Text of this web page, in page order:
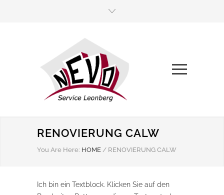
RENOVIERUNG CALW
You Are Here: HOME / RENOVIERUNG CALW
Ich bin ein Textblock. Klicken Sie auf den